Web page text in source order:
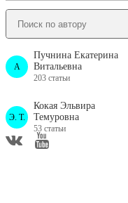
A
Пучнина Екатерина
Витальевна
203 статьи
Э. Т.
Кокая Эльвира
Темуровна
53 статьи